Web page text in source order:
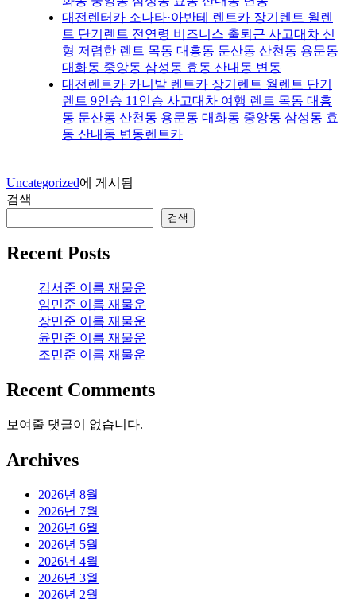
대전렌터카 소나타·아반테 렌트카 장기렌트 월렌
트 단기렌트 전연령 비즈니스 출퇴근 사고대차 신
형 저렴한 렌트 목동 대흥동 둔산동 산천동 용문동
대화동 중앙동 삼성동 효동 산내동 변동
대전렌트카 카니발 렌트카 장기렌트 월렌트 단기
렌트 9인승 11인승 사고대차 여행 렌트 목동 대흥
동 둔산동 산천동 용문동 대화동 중앙동 삼성동 효
동 산내동 변동렌트카
Uncategorized에 게시됨
검색
검색
Recent Posts
김서준 이름 재물운
임민준 이름 재물운
장민준 이름 재물운
윤민준 이름 재물운
조민준 이름 재물운
Recent Comments
보여줄 댓글이 없습니다.
Archives
2026년 8월
2026년 7월
2026년 6월
2026년 5월
2026년 4월
2026년 3월
2026년 2월